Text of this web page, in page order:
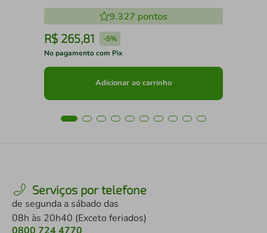
9.327 pontos
R$ 265,81 -5%
No pagamento com Pix
Adicionar ao carrinho
Serviços por telefone
de segunda a sábado das
08h às 20h40 (Exceto feriados)